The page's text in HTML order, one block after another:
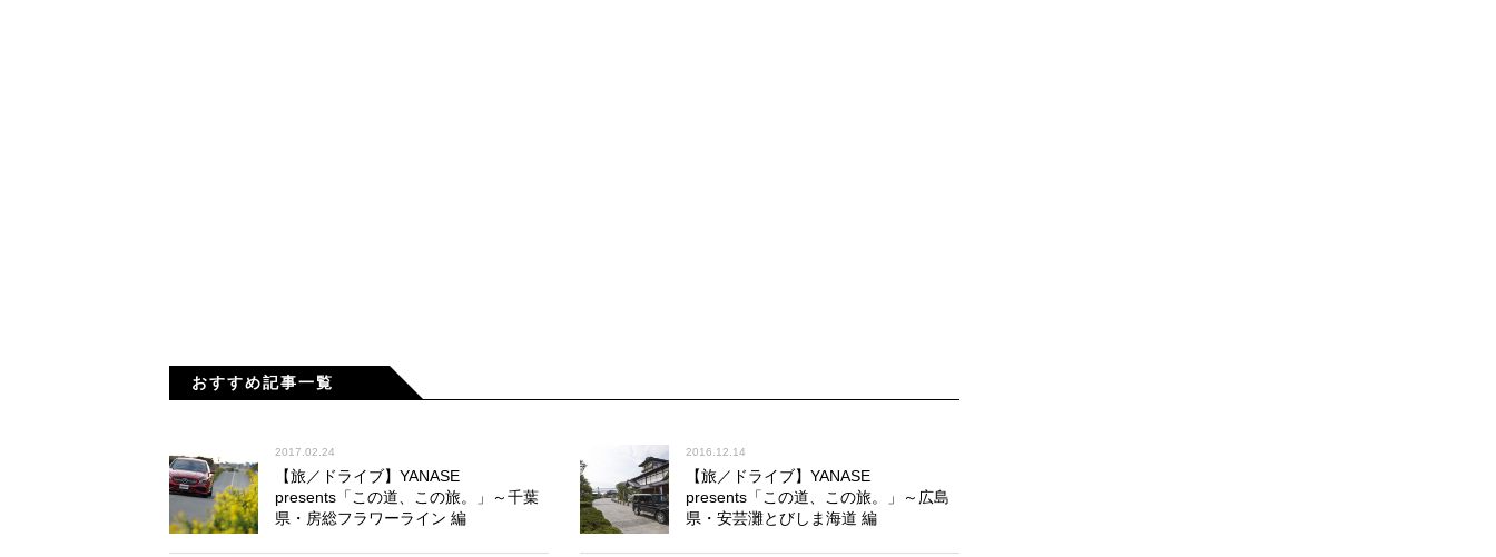
おすすめ記事一覧
2017.02.24
【旅／ドライブ】YANASE
presents「この道、この旅。」～千葉
県・房総フラワーライン 編
2016.12.14
【旅／ドライブ】YANASE
presents「この道、この旅。」～広島
県・安芸灘とびしま海道 編